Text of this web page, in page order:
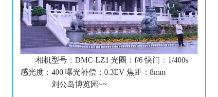
相机型号：DMC-LZ1 光圈：f/6 快门：1/400s
感光度：400 曝光补偿：0.3EV 焦距：8mm
刘公岛博览园~~